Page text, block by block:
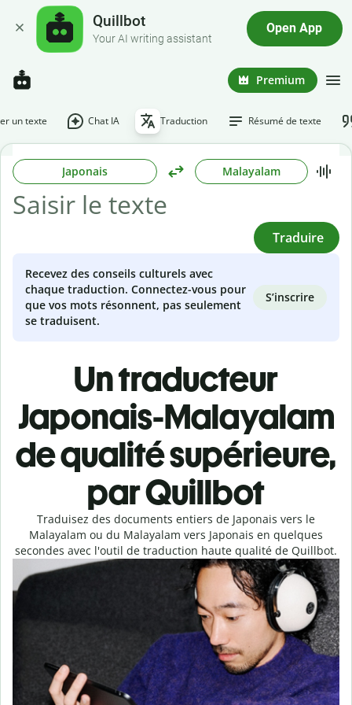
Quillbot
Your AI writing assistant
Open App
Premium
un texte Chat IA Traduction Résumé de texte
Japonais Malayalam
Traduire
Recevez des conseils culturels avec
chaque traduction. Connectez-vous pour
que vos mots résonnent, pas seulement
se traduisent.
S’inscrire
Un traducteur
Japonais-Malayalam
de qualité supérieure,
par Quillbot
Traduisez des documents entiers de Japonais vers le
Malayalam ou du Malayalam vers Japonais en quelques
secondes avec l'outil de traduction haute qualité de Quillbot.